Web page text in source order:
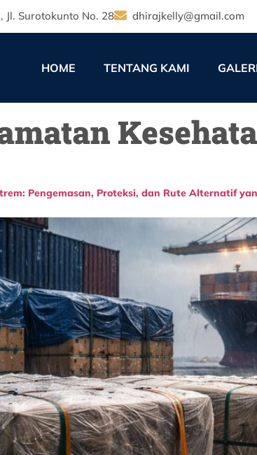
Jl. Surotokunto No. 28 dhirajkelly@gmail.com
HOME TENTANG KAMI
Pengemasan, Proteksi, dan Rute Alternatif